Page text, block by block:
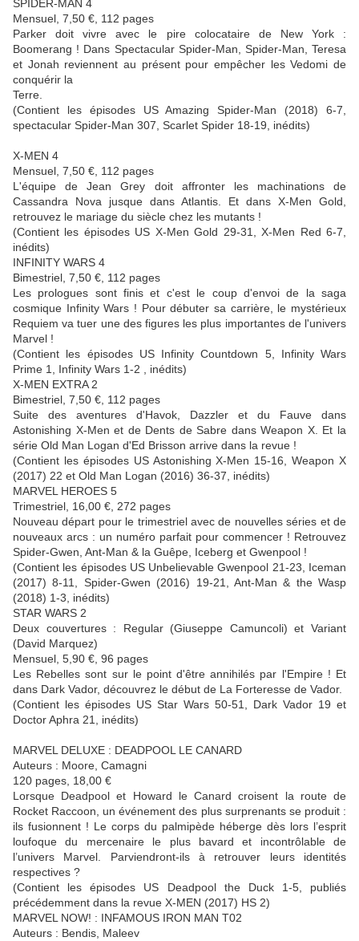
SPIDER-MAN 4
Mensuel, 7,50 €, 112 pages
Parker doit vivre avec le pire colocataire de New York :
Boomerang ! Dans Spectacular Spider-Man, Spider-Man, Teresa
et Jonah reviennent au présent pour empêcher les Vedomi de
conquérir la
Terre.
(Contient les épisodes US Amazing Spider-Man (2018) 6-7,
spectacular Spider-Man 307, Scarlet Spider 18-19, inédits)
X-MEN 4
Mensuel, 7,50 €, 112 pages
L'équipe de Jean Grey doit affronter les machinations de
Cassandra Nova jusque dans Atlantis. Et dans X-Men Gold,
retrouvez le mariage du siècle chez les mutants !
(Contient les épisodes US X-Men Gold 29-31, X-Men Red 6-7,
inédits)
INFINITY WARS 4
Bimestriel, 7,50 €, 112 pages
Les prologues sont finis et c'est le coup d'envoi de la saga
cosmique Infinity Wars ! Pour débuter sa carrière, le mystérieux
Requiem va tuer une des figures les plus importantes de l'univers
Marvel !
(Contient les épisodes US Infinity Countdown 5, Infinity Wars
Prime 1, Infinity Wars 1-2 , inédits)
X-MEN EXTRA 2
Bimestriel, 7,50 €, 112 pages
Suite des aventures d'Havok, Dazzler et du Fauve dans
Astonishing X-Men et de Dents de Sabre dans Weapon X. Et la
série Old Man Logan d'Ed Brisson arrive dans la revue !
(Contient les épisodes US Astonishing X-Men 15-16, Weapon X
(2017) 22 et Old Man Logan (2016) 36-37, inédits)
MARVEL HEROES 5
Trimestriel, 16,00 €, 272 pages
Nouveau départ pour le trimestriel avec de nouvelles séries et de
nouveaux arcs : un numéro parfait pour commencer ! Retrouvez
Spider-Gwen, Ant-Man & la Guêpe, Iceberg et Gwenpool !
(Contient les épisodes US Unbelievable Gwenpool 21-23, Iceman
(2017) 8-11, Spider-Gwen (2016) 19-21, Ant-Man & the Wasp
(2018) 1-3, inédits)
STAR WARS 2
Deux couvertures : Regular (Giuseppe Camuncoli) et Variant
(David Marquez)
Mensuel, 5,90 €, 96 pages
Les Rebelles sont sur le point d'être annihilés par l'Empire ! Et
dans Dark Vador, découvrez le début de La Forteresse de Vador.
(Contient les épisodes US Star Wars 50-51, Dark Vador 19 et
Doctor Aphra 21, inédits)
MARVEL DELUXE : DEADPOOL LE CANARD
Auteurs : Moore, Camagni
120 pages, 18,00 €
Lorsque Deadpool et Howard le Canard croisent la route de
Rocket Raccoon, un événement des plus surprenants se produit :
ils fusionnent ! Le corps du palmipède héberge dès lors l’esprit
loufoque du mercenaire le plus bavard et incontrôlable de
l’univers Marvel. Parviendront-ils à retrouver leurs identités
respectives ?
(Contient les épisodes US Deadpool the Duck 1-5, publiés
précédemment dans la revue X-MEN (2017) HS 2)
MARVEL NOW! : INFAMOUS IRON MAN T02
Auteurs : Bendis, Maleev